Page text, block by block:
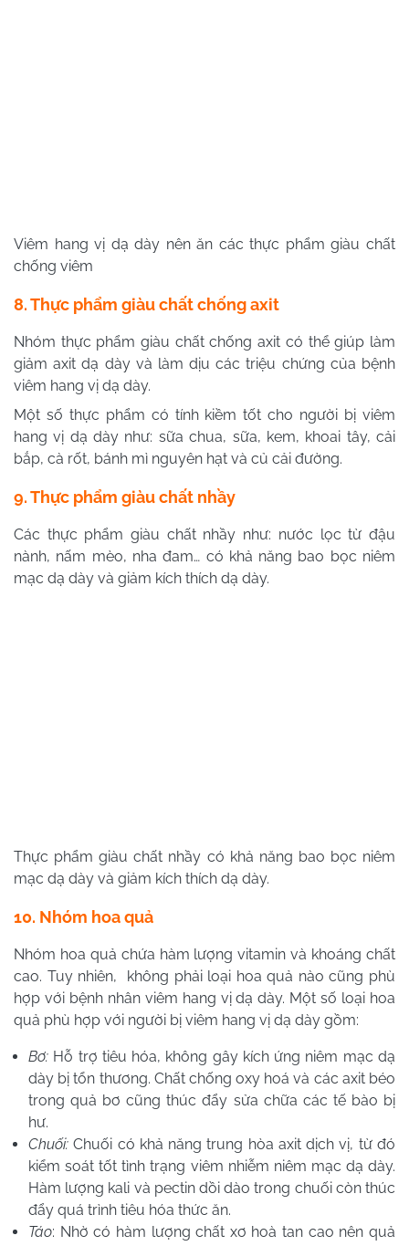
Viêm hang vị dạ dày nên ăn các thực phẩm giàu chất
chống viêm
8. Thực phẩm giàu chất chống axit
Nhóm thực phẩm giàu chất chống axit có thể giúp làm
giảm axit dạ dày và làm dịu các triệu chứng của bệnh
viêm hang vị dạ dày.
Một số thực phẩm có tính kiềm tốt cho người bị viêm
hang vị dạ dày như: sữa chua, sữa, kem, khoai tây, cải
bắp, cà rốt, bánh mì nguyên hạt và củ cải đường.
9. Thực phẩm giàu chất nhầy
Các thực phẩm giàu chất nhầy như: nước lọc từ đậu
nành, nấm mèo, nha đam… có khả năng bao bọc niêm
mạc dạ dày và giảm kích thích dạ dày.
Thực phẩm giàu chất nhầy có khả năng bao bọc niêm
mạc dạ dày và giảm kích thích dạ dày.
10. Nhóm hoa quả
Nhóm hoa quả chứa hàm lượng vitamin và khoáng chất
cao. Tuy nhiên, không phải loại hoa quả nào cũng phù
hợp với bệnh nhân viêm hang vị dạ dày. Một số loại hoa
quả phù hợp với người bị viêm hang vị dạ dày gồm:
Bơ: Hỗ trợ tiêu hóa, không gây kích ứng niêm mạc dạ
dày bị tổn thương. Chất chống oxy hoá và các axit béo
trong quả bơ cũng thúc đẩy sửa chữa các tế bào bị
hư.
Chuối: Chuối có khả năng trung hòa axit dịch vị, từ đó
kiểm soát tốt tình trạng viêm nhiễm niêm mạc dạ dày.
Hàm lượng kali và pectin dồi dào trong chuối còn thúc
đẩy quá trình tiêu hóa thức ăn.
Táo: Nhờ có hàm lượng chất xơ hoà tan cao nên quả